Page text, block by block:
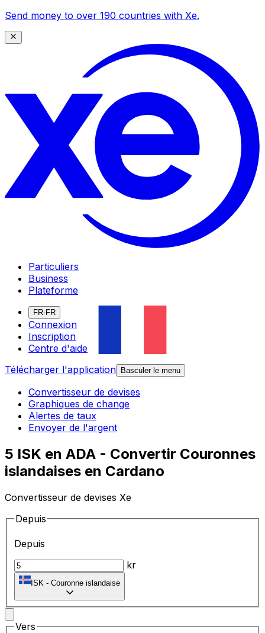
Send money to over 190 countries with Xe.
Particuliers
Business
Plateforme
FR-FR
Connexion
Inscription
Centre d'aide
Télécharger l'application
Basculer le menu
Convertisseur de devises
Graphiques de change
Alertes de taux
Envoyer de l'argent
5 ISK en ADA - Convertir Couronnes
islandaises en Cardano
Convertisseur de devises Xe
Depuis
Depuis
kr
ISK - Couronne islandaise
Vers